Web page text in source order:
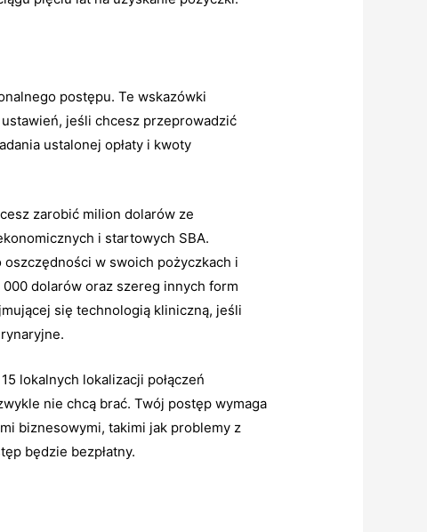
postępu. Te wskazówki
jeśli chcesz przeprowadzić
ustalonej opłaty i kwoty
zarobić milion dolarów ze
i startowych SBA.
w swoich pożyczkach i
dolarów oraz szereg innych form
się technologią kliniczną, jeśli
lokalnych lokalizacji połączeń
nie chcą brać. Twój postęp wymaga
biznesowymi, takimi jak problemy z
będzie bezpłatny.